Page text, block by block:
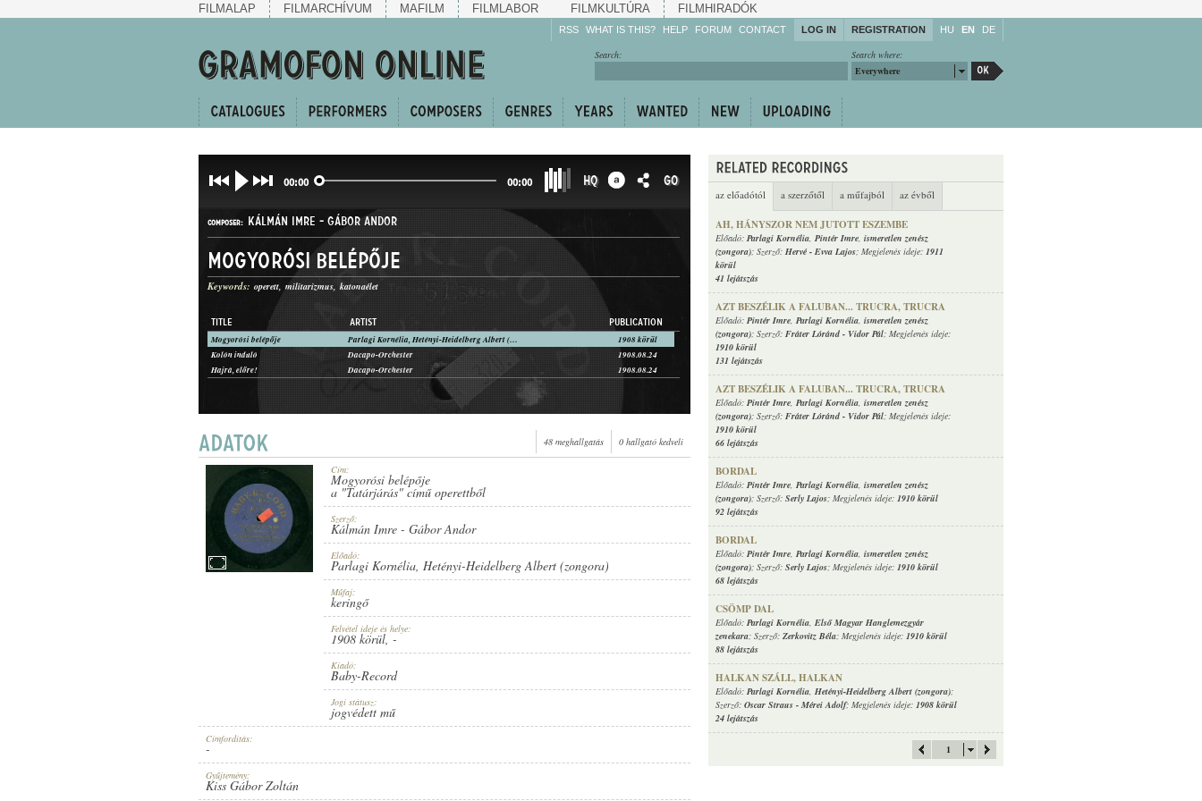
FILMALAP FILMARCHÍVUM MAFILM FILMLABOR FILMKULTÚRA FILMHIRADÓK
RSS WHAT IS THIS? HELP
Enrich!
Share!
FORUM CONTACT LOG IN REGISTRATION HU EN DE
Search where:
Everywhere
Search:
az előadótól a szerzőtől a műfajból az évből
AH, HÁNYSZOR NEM JUTOTT ESZEMBE
Előadó: Parlagi Kornélia, Pintér Imre, ismeretlen zenész
(zongora); Szerző: Hervé - Evva Lajos; Megjelenés ideje: 1911
körül
41 lejátszás
AZT BESZÉLIK A FALUBAN... TRUCRA, TRUCRA
Előadó: Pintér Imre, Parlagi Kornélia, ismeretlen zenész
(zongora); Szerző: Fráter Lóránd - Vidor Pál; Megjelenés ideje:
1910 körül
131 lejátszás
AZT BESZÉLIK A FALUBAN... TRUCRA, TRUCRA
Előadó: Pintér Imre, Parlagi Kornélia, ismeretlen zenész
(zongora); Szerző: Fráter Lóránd - Vidor Pál; Megjelenés ideje:
1910 körül
66 lejátszás
BORDAL
Előadó: Pintér Imre, Parlagi Kornélia, ismeretlen zenész
(zongora); Szerző: Serly Lajos; Megjelenés ideje: 1910 körül
92 lejátszás
BORDAL
Előadó: Pintér Imre, Parlagi Kornélia, ismeretlen zenész
(zongora); Szerző: Serly Lajos; Megjelenés ideje: 1910 körül
68 lejátszás
CSÖMP DAL
Előadó: Parlagi Kornélia, Első Magyar Hanglemezgyár
zenekara; Szerző: Zerkovitz Béla; Megjelenés ideje: 1910 körül
88 lejátszás
HALKAN SZÁLL, HALKAN
Előadó: Parlagi Kornélia, Hetényi-Heidelberg Albert (zongora);
Szerző: Oscar Straus - Mérei Adolf; Megjelenés ideje: 1908 körül
24 lejátszás
1
00:00 00:00 HQ GO
COMPOSER: KÁLMÁN IMRE - GÁBOR ANDOR
GENRE: KERINGŐ
PUBLICATION: 1908 KÖRÜL
Mogyorósi belépője
Keywords: operett militarizmus katonaélet
TITLE ARTIST PUBLICATION
Mogyorósi belépője Parlagi Kornélia, Hetényi-Heidelberg Albert (zongora)
1908 körül
Kolón induló
Dacapo-Orchester
1908.08.24
Hajrá, előre!
Dacapo-Orchester 1908.08.24
48 meghallgatás 0 hallgató kedveli
Cím:
Mogyorósi belépője
a "Tatárjárás" című operettből
Szerző:
Kálmán Imre - Gábor Andor
Előadó:
Parlagi Kornélia, Hetényi-Heidelberg Albert (zongora)
Műfaj:
keringő
Felvétel ideje és helye:
1908 körül, -
Kiadó:
Baby-Record
Jogi státusz:
jogvédett mű
Címfordítás:
-
Gyűjtemény:
Kiss Gábor Zoltán